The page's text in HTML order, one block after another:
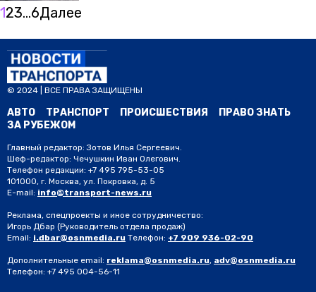
123…6Далее
© 2024 | ВСЕ ПРАВА ЗАЩИЩЕНЫ
АВТО ТРАНСПОРТ ПРОИСШЕСТВИЯ
ПРАВО ЗНАТЬ
ЗА РУБЕЖОМ
Главный редактор: Зотов Илья Сергеевич.
Шеф-редактор: Чечушкин Иван Олегович.
Телефон редакции: +7 495 795-53-05
101000, г. Москва, ул. Покровка, д. 5
E-mail: info@transport-news.ru
Реклама, спецпроекты и иное сотрудничество:
Игорь Дбар (Руководитель отдела продаж)
Email: i.dbar@osnmedia.ru Телефон: +7 909 936-02-90
Дополнительные email: reklama@osnmedia.ru, adv@osnmedia.ru
Телефон: +7 495 004-56-11